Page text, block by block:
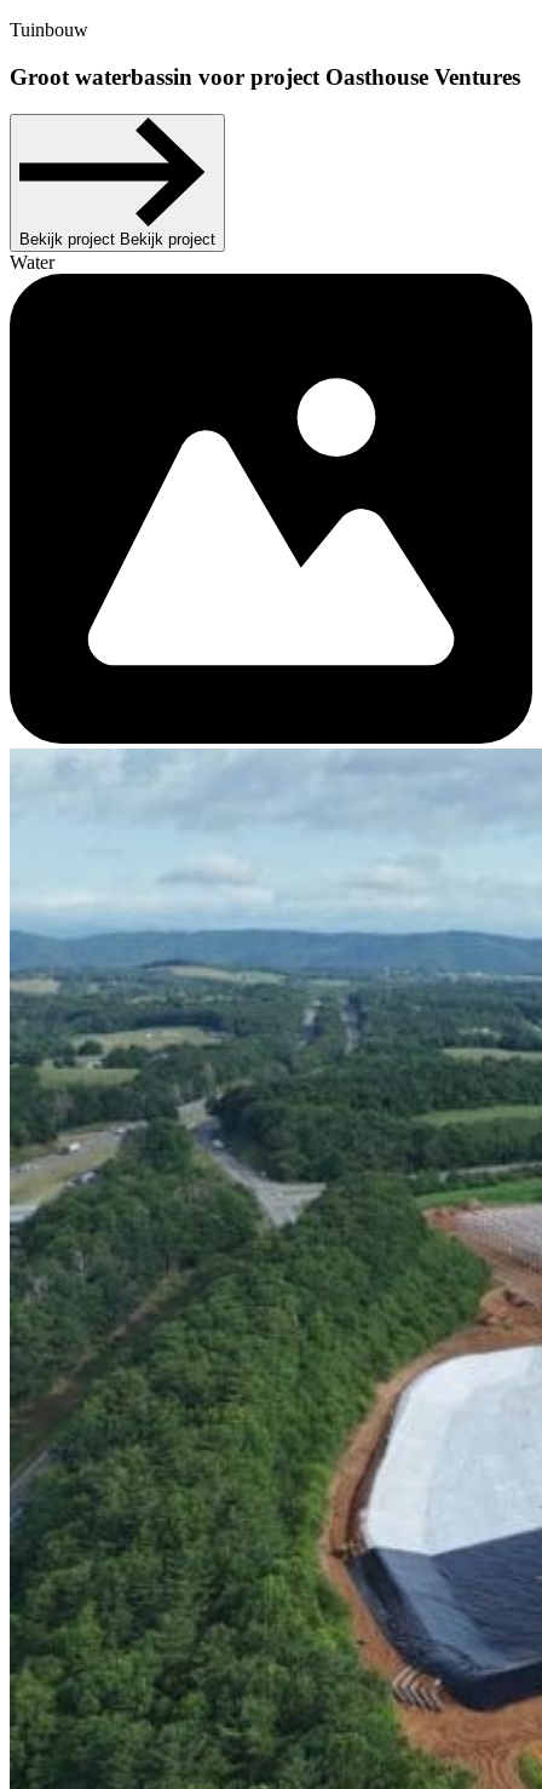
Tuinbouw
Groot waterbassin voor project Oasthouse Ventures
Bekijk project Bekijk project
Water